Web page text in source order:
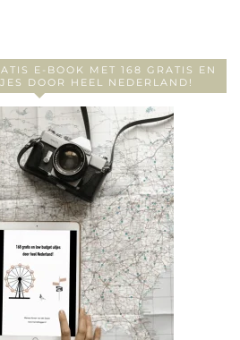
E-BOOK MET 168 GRATIS EN
DOOR HEEL NEDERLAND!